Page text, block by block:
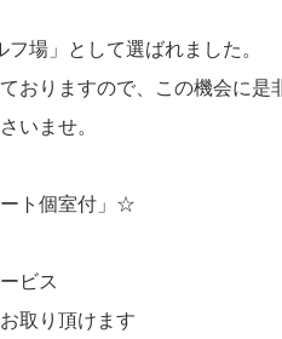
場」として選ばれました。
おりますので、この機会に是
いませ。
ト個室付」☆
ビス
取り頂けます